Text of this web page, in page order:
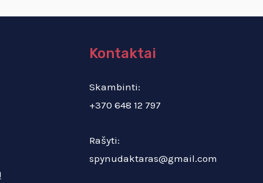
Kontaktai
Skambinti:
+370 648 12 797
Rašyti:
spynudaktaras@gmail.com